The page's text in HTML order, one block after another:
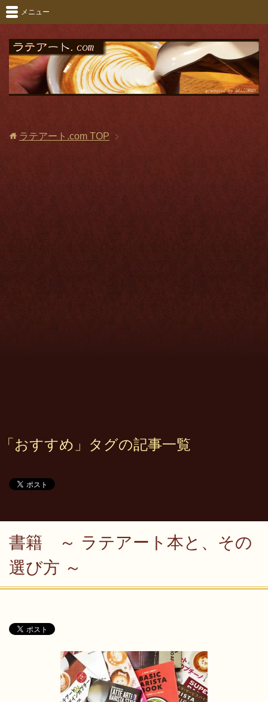
メニュー
ラテアート.com TOP
「おすすめ」タグの記事一覧
書籍 ～ ラテアート本と、その
選び方 ～